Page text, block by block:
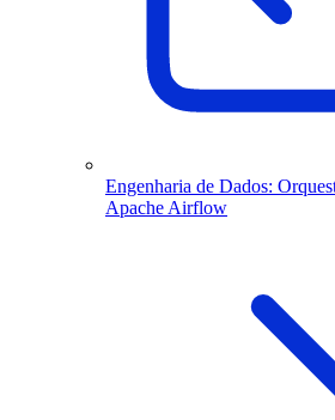
Engenharia de Dados:
Apache Airflow